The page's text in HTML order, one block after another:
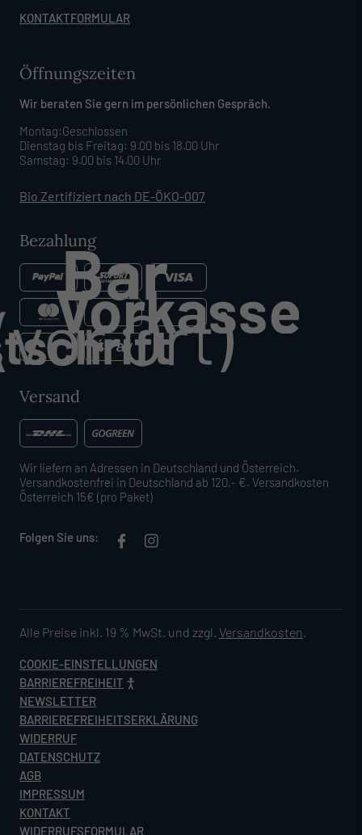
KONTAKTFORMULAR
Öffnungszeiten
Wir beraten Sie gern im persönlichen Gespräch.
Montag:Geschlossen
Dienstag bis Freitag: 9.00 bis 18.00 Uhr
Samstag: 9.00 bis 14.00 Uhr
Bio Zertifiziert nach DE-ÖKO-007
Bezahlung
Versand
Wir liefern an Adressen in Deutschland und Österreich.
Versandkostenfrei in Deutschland ab 120,- €. Versandkosten
Österreich 15€ (pro Paket)
Folgen Sie uns:
Alle Preise inkl. 19 % MwSt. und zzgl. Versandkosten.
COOKIE-EINSTELLUNGEN
BARRIEREFREIHEIT
NEWSLETTER
BARRIEREFREIHEITSERKLÄRUNG
WIDERRUF
DATENSCHUTZ
AGB
IMPRESSUM
KONTAKT
WIDERRUFSFORMULAR